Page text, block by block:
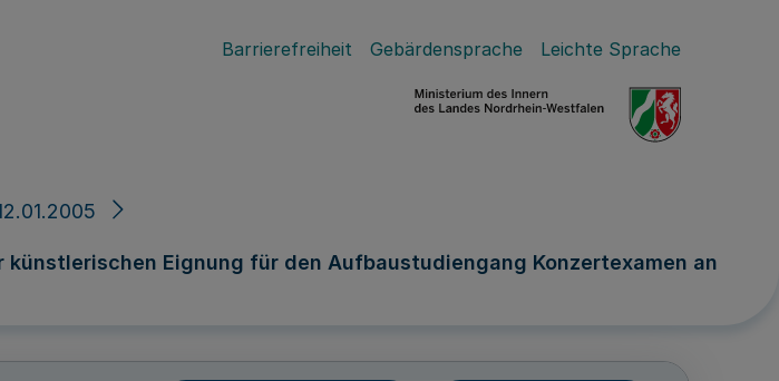
Barrierefreiheit Gebärdensprache Leichte Sprache
Eignung für den Aufbaustudiengang Konzertexamen an